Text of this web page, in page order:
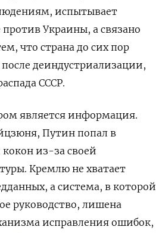
испытывает
Украины, а связано
что страна до сих пор
после деиндустриализации,
СССР.
является информация.
Путин попал в
из-за своей
Кремлю не хватает
а система, в которой
руководство, лишена
исправления ошибок,